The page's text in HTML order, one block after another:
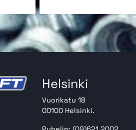
Helsinki
Vuorikatu 18
00100 Helsinki.